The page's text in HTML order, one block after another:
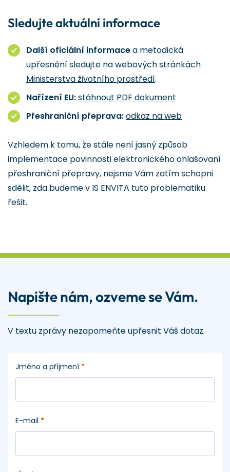
Sledujte aktuální informace
Další oficiální informacea metodická
upřesnění sledujte na webových stránkách
Ministerstva životního prostředí.
Nařízení EU:stáhnout PDF dokument
Přeshraniční přeprava:odkaz na web
Vzhledem k tomu, že stále není jasný způsob
implementace povinnosti elektronického ohlašovaní
přeshraniční přepravy, nejsme Vám zatím schopni
sdělit, zda budeme v IS ENVITA tuto problematiku
řešit.
Napište nám, ozveme se Vám.
V textu zprávy nezapomeňte upřesnit Váš dotaz.
Jméno a příjmení *
E-mail *